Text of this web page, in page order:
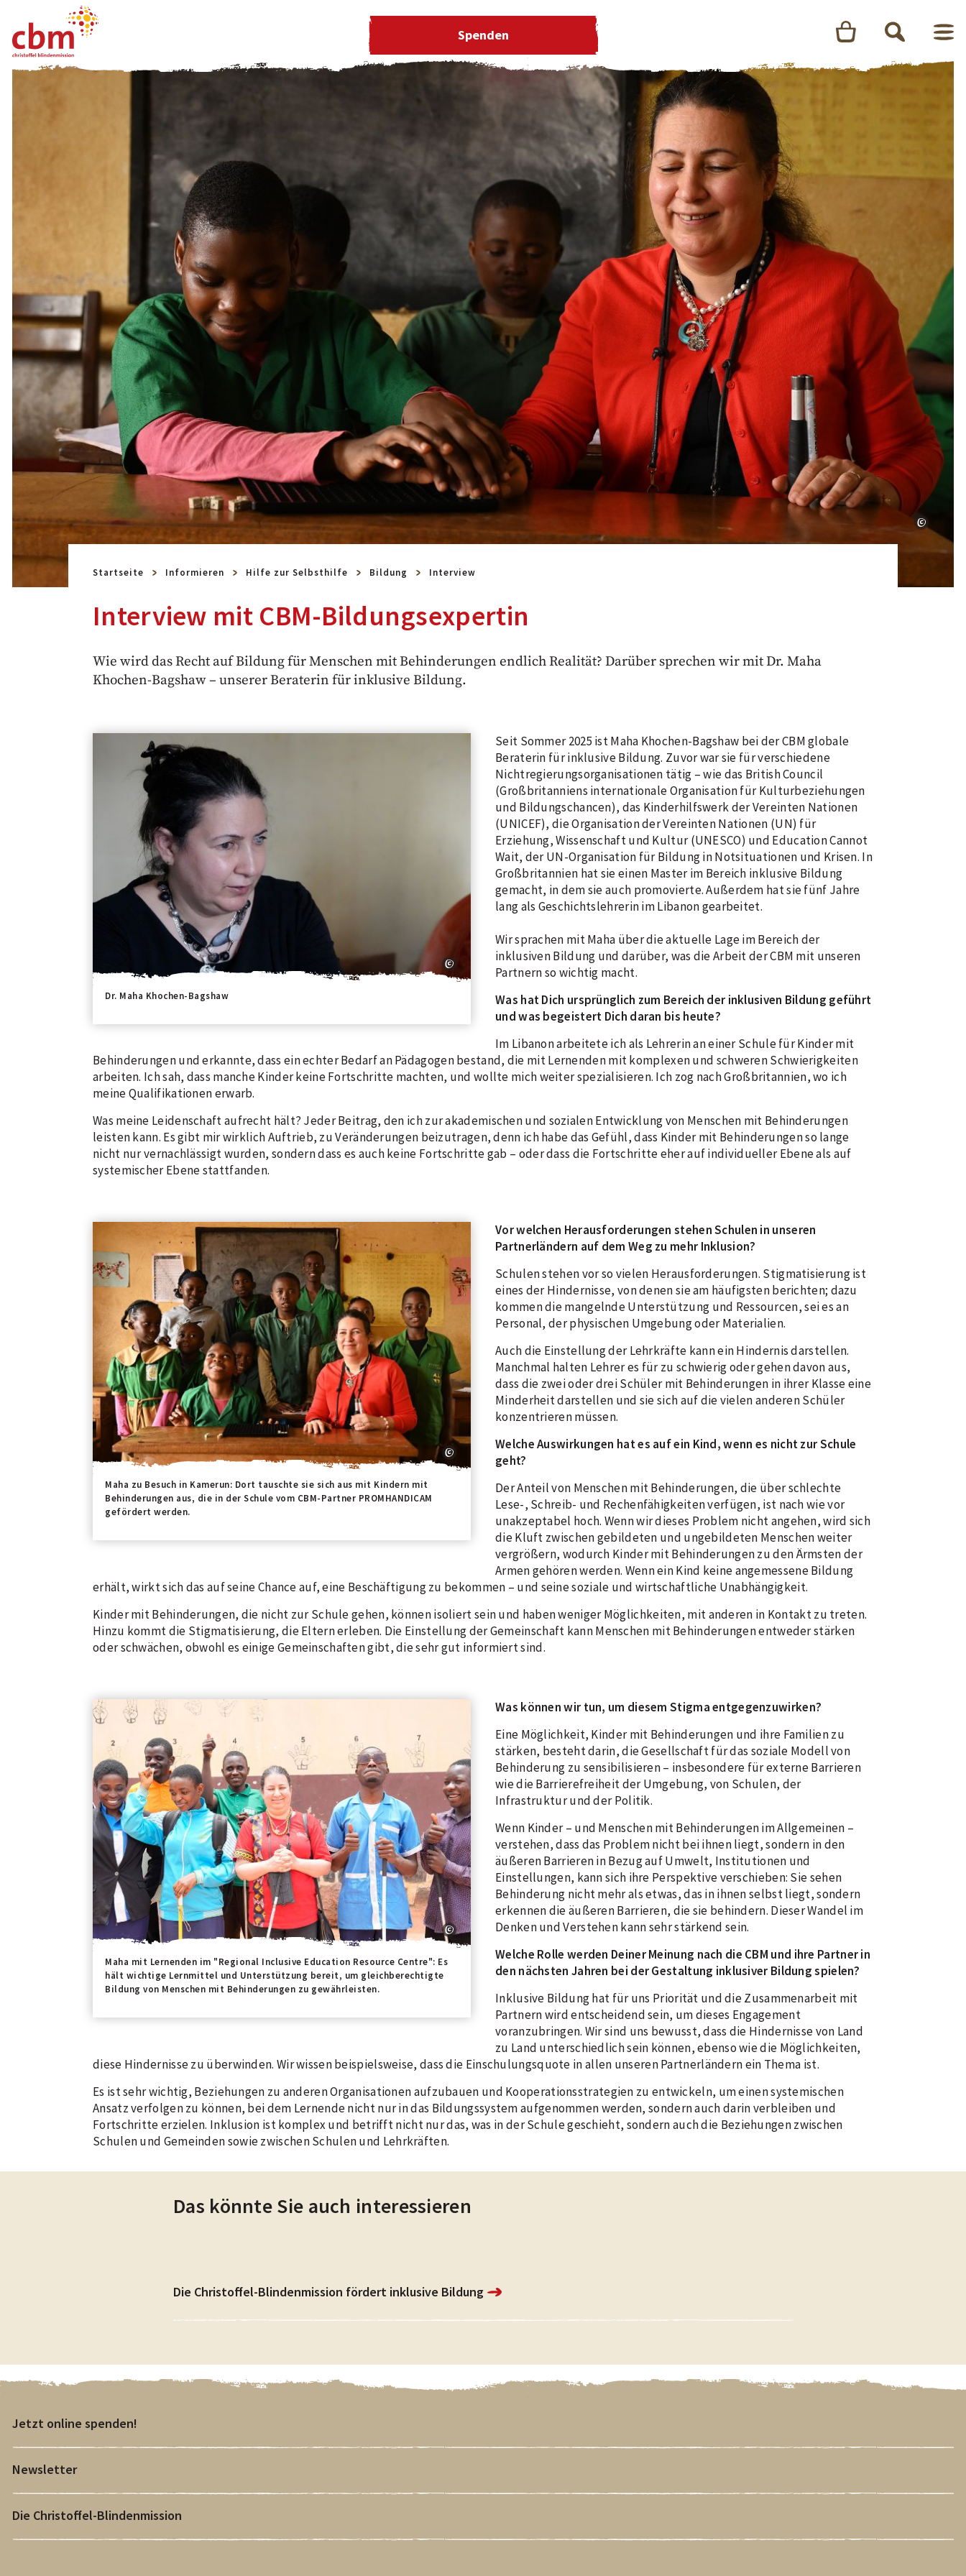
Spenden
Startseite Informieren Hilfe zur Selbsthilfe Bildung Interview
Interview mit CBM-Bildungsexpertin
Wie wird das Recht auf Bildung für Menschen mit Behinderungen endlich Realität? Darüber sprechen wir mit Dr. Maha
Khochen-Bagshaw – unserer Beraterin für inklusive Bildung.
Dr. Maha Khochen-Bagshaw
Seit Sommer 2025 ist Maha Khochen-Bagshaw bei der CBM globale
Beraterin für inklusive Bildung. Zuvor war sie für verschiedene
Nichtregierungsorganisationen tätig – wie das British Council
(Großbritanniens internationale Organisation für Kulturbeziehungen
und Bildungschancen), das Kinderhilfswerk der Vereinten Nationen
(UNICEF), die Organisation der Vereinten Nationen (UN) für
Erziehung, Wissenschaft und Kultur (UNESCO) und Education Cannot
Wait, der UN-Organisation für Bildung in Notsituationen und Krisen. In
Großbritannien hat sie einen Master im Bereich inklusive Bildung
gemacht, in dem sie auch promovierte. Außerdem hat sie fünf Jahre
lang als Geschichtslehrerin im Libanon gearbeitet.
Wir sprachen mit Maha über die aktuelle Lage im Bereich der
inklusiven Bildung und darüber, was die Arbeit der CBM mit unseren
Partnern so wichtig macht.
Was hat Dich ursprünglich zum Bereich der inklusiven Bildung geführt
und was begeistert Dich daran bis heute?
Im Libanon arbeitete ich als Lehrerin an einer Schule für Kinder mit
Behinderungen und erkannte, dass ein echter Bedarf an Pädagogen bestand, die mit Lernenden mit komplexen und schweren Schwierigkeiten
arbeiten. Ich sah, dass manche Kinder keine Fortschritte machten, und wollte mich weiter spezialisieren. Ich zog nach Großbritannien, wo ich
meine Qualifikationen erwarb.
Was meine Leidenschaft aufrecht hält? Jeder Beitrag, den ich zur akademischen und sozialen Entwicklung von Menschen mit Behinderungen
leisten kann. Es gibt mir wirklich Auftrieb, zu Veränderungen beizutragen, denn ich habe das Gefühl, dass Kinder mit Behinderungen so lange
nicht nur vernachlässigt wurden, sondern dass es auch keine Fortschritte gab – oder dass die Fortschritte eher auf individueller Ebene als auf
systemischer Ebene stattfanden.
Maha zu Besuch in Kamerun: Dort tauschte sie sich aus mit Kindern mit
Behinderungen aus, die in der Schule vom CBM-Partner PROMHANDICAM
gefördert werden.
Vor welchen Herausforderungen stehen Schulen in unseren
Partnerländern auf dem Weg zu mehr Inklusion?
Schulen stehen vor so vielen Herausforderungen. Stigmatisierung ist
eines der Hindernisse, von denen sie am häufigsten berichten; dazu
kommen die mangelnde Unterstützung und Ressourcen, sei es an
Personal, der physischen Umgebung oder Materialien.
Auch die Einstellung der Lehrkräfte kann ein Hindernis darstellen.
Manchmal halten Lehrer es für zu schwierig oder gehen davon aus,
dass die zwei oder drei Schüler mit Behinderungen in ihrer Klasse eine
Minderheit darstellen und sie sich auf die vielen anderen Schüler
konzentrieren müssen.
Welche Auswirkungen hat es auf ein Kind, wenn es nicht zur Schule
geht?
Der Anteil von Menschen mit Behinderungen, die über schlechte
Lese-, Schreib- und Rechenfähigkeiten verfügen, ist nach wie vor
unakzeptabel hoch. Wenn wir dieses Problem nicht angehen, wird sich
die Kluft zwischen gebildeten und ungebildeten Menschen weiter
vergrößern, wodurch Kinder mit Behinderungen zu den Ärmsten der
Armen gehören werden. Wenn ein Kind keine angemessene Bildung
erhält, wirkt sich das auf seine Chance auf, eine Beschäftigung zu bekommen – und seine soziale und wirtschaftliche Unabhängigkeit.
Kinder mit Behinderungen, die nicht zur Schule gehen, können isoliert sein und haben weniger Möglichkeiten, mit anderen in Kontakt zu treten.
Hinzu kommt die Stigmatisierung, die Eltern erleben. Die Einstellung der Gemeinschaft kann Menschen mit Behinderungen entweder stärken
oder schwächen, obwohl es einige Gemeinschaften gibt, die sehr gut informiert sind.
Maha mit Lernenden im "Regional Inclusive Education Resource Centre": Es
hält wichtige Lernmittel und Unterstützung bereit, um gleichberechtigte
Bildung von Menschen mit Behinderungen zu gewährleisten.
Was können wir tun, um diesem Stigma entgegenzuwirken?
Eine Möglichkeit, Kinder mit Behinderungen und ihre Familien zu
stärken, besteht darin, die Gesellschaft für das soziale Modell von
Behinderung zu sensibilisieren – insbesondere für externe Barrieren
wie die Barrierefreiheit der Umgebung, von Schulen, der
Infrastruktur und der Politik.
Wenn Kinder – und Menschen mit Behinderungen im Allgemeinen –
verstehen, dass das Problem nicht bei ihnen liegt, sondern in den
äußeren Barrieren in Bezug auf Umwelt, Institutionen und
Einstellungen, kann sich ihre Perspektive verschieben: Sie sehen
Behinderung nicht mehr als etwas, das in ihnen selbst liegt, sondern
erkennen die äußeren Barrieren, die sie behindern. Dieser Wandel im
Denken und Verstehen kann sehr stärkend sein.
Welche Rolle werden Deiner Meinung nach die CBM und ihre Partner in
den nächsten Jahren bei der Gestaltung inklusiver Bildung spielen?
Inklusive Bildung hat für uns Priorität und die Zusammenarbeit mit
Partnern wird entscheidend sein, um dieses Engagement
voranzubringen. Wir sind uns bewusst, dass die Hindernisse von Land
zu Land unterschiedlich sein können, ebenso wie die Möglichkeiten,
diese Hindernisse zu überwinden. Wir wissen beispielsweise, dass die Einschulungsquote in allen unseren Partnerländern ein Thema ist.
Es ist sehr wichtig, Beziehungen zu anderen Organisationen aufzubauen und Kooperationsstrategien zu entwickeln, um einen systemischen
Ansatz verfolgen zu können, bei dem Lernende nicht nur in das Bildungssystem aufgenommen werden, sondern auch darin verbleiben und
Fortschritte erzielen. Inklusion ist komplex und betrifft nicht nur das, was in der Schule geschieht, sondern auch die Beziehungen zwischen
Schulen und Gemeinden sowie zwischen Schulen und Lehrkräften.
Das könnte Sie auch interessieren
Die Christoffel-Blindenmission fördert inklusive Bildung
Jetzt online spenden!
Newsletter
Die Christoffel-Blindenmission